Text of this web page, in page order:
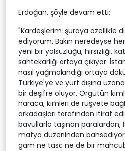
Erdoğan, şöyle devam etti:
"Kardeşlerimi şuraya özellikle
ediyorum. Bakın neredeyse
yeni bir yolsuzluğu, hırsızlığı,
sahtekarlığı ortaya çıkıyor.
nasıl yağmalandığı ortaya
Türkiye'ye ve yurt dışına
bir deşifre oluyor. Örgütün
haraca, kimleri de rüşvete
arkadaşları tarafından itiraf
bavullarla taşınan paralardan,
mafya düzeninden
gam ne tasa ne de bir